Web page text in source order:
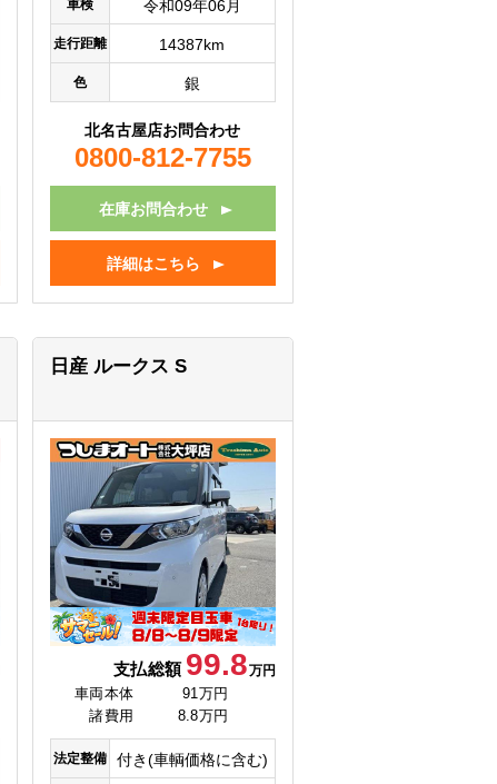
車検 令和09年06月
走行距離 14387km
色 銀
北名古屋店お問合わせ
0800-812-7755
在庫お問合わせ
詳細はこちら
日産 ルークス S
支払総額 99.8万円
車両本体
91万円
諸費用
8.8万円
法定整備 付き(車輌価格に含む)